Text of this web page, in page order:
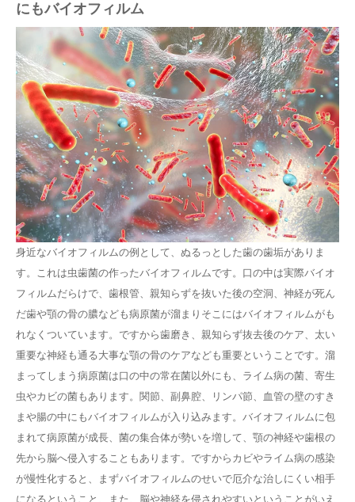
にもバイオフィルム
身近なバイオフィルムの例として、ぬるっとした歯の歯垢がありま
す。これは虫歯菌の作ったバイオフィルムです。口の中は実際バイオ
フィルムだらけで、歯根管、親知らずを抜いた後の空洞、神経が死ん
だ歯や顎の骨の膿なども病原菌が溜まりそこにはバイオフィルムがも
れなくついています。ですから歯磨き、親知らず抜去後のケア、太い
重要な神経も通る大事な顎の骨のケアなども重要ということです。溜
まってしまう病原菌は口の中の常在菌以外にも、ライム病の菌、寄生
虫やカビの菌もあります。関節、副鼻腔、リンパ節、血管の壁のすき
まや腸の中にもバイオフィルムが入り込みます。バイオフィルムに包
まれて病原菌が成長、菌の集合体が勢いを増して、顎の神経や歯根の
先から脳へ侵入することもあります。ですからカビやライム病の感染
が慢性化すると、まずバイオフィルムのせいで厄介な治しにくい相手
になるということ、また、脳や神経を侵されやすいということがいえ